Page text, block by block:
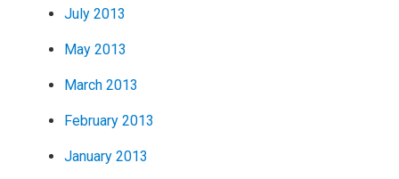
July 2013
May 2013
March 2013
February 2013
January 2013